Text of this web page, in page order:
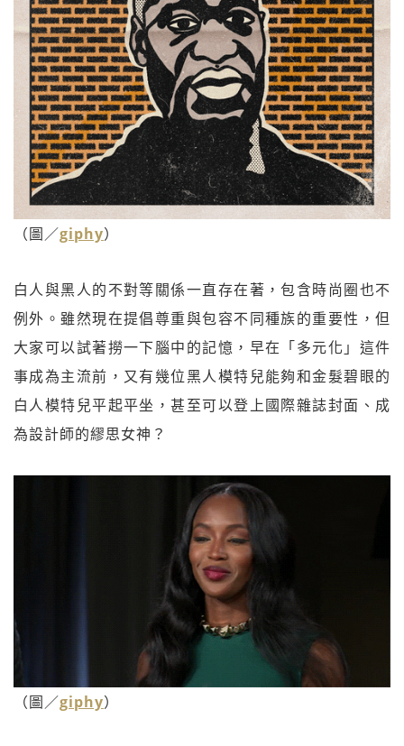
（圖／giphy）
白人與黑人的不對等關係一直存在著，包含時尚圈也不
例外。雖然現在提倡尊重與包容不同種族的重要性，但
大家可以試著撈一下腦中的記憶，早在「多元化」這件
事成為主流前，又有幾位黑人模特兒能夠和金髮碧眼的
白人模特兒平起平坐，甚至可以登上國際雜誌封面、成
為設計師的繆思女神？
（圖／giphy）